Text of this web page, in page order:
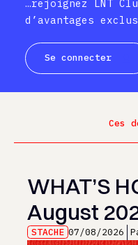
…rejoignez LNT
d’avantages
Se connecter
Ces
WHAT’S
August
STACHE 07/08/2026